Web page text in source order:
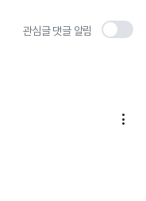
관심글 댓글 알림
